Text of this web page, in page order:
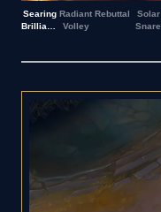
Searing Radiant
Volley
Rebuttal
Solar
Snare